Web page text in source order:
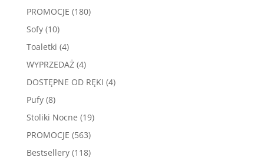
produkty
PROMOCJE 180180
Sofy 1010
produktów
Toaletki 44
produkty
WYPRZEDAŻ 44
produkty
DOSTĘPNE OD RĘKI 44
Pufy 88
produktów
Stoliki Nocne 1919
PROMOCJE 563563
produkty
Bestsellery 118118